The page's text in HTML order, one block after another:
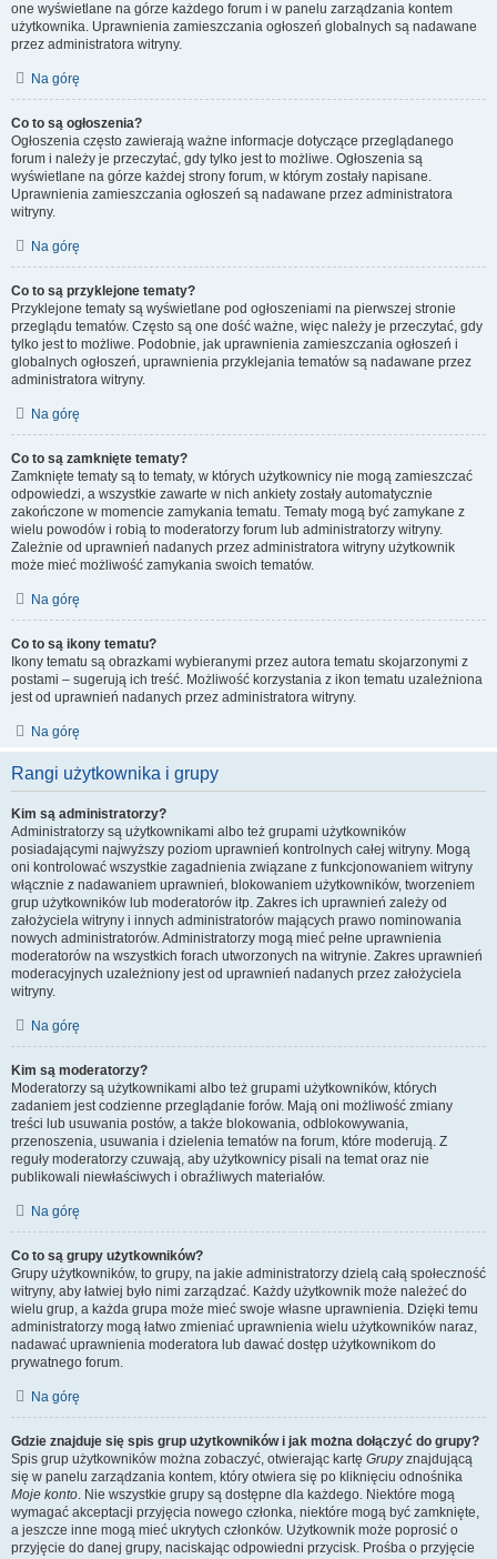
one wyświetlane na górze każdego forum i w panelu zarządzania kontem
użytkownika. Uprawnienia zamieszczania ogłoszeń globalnych są nadawane
przez administratora witryny.
Na górę
Co to są ogłoszenia?
Ogłoszenia często zawierają ważne informacje dotyczące przeglądanego
forum i należy je przeczytać, gdy tylko jest to możliwe. Ogłoszenia są
wyświetlane na górze każdej strony forum, w którym zostały napisane.
Uprawnienia zamieszczania ogłoszeń są nadawane przez administratora
witryny.
Na górę
Co to są przyklejone tematy?
Przyklejone tematy są wyświetlane pod ogłoszeniami na pierwszej stronie
przeglądu tematów. Często są one dość ważne, więc należy je przeczytać, gdy
tylko jest to możliwe. Podobnie, jak uprawnienia zamieszczania ogłoszeń i
globalnych ogłoszeń, uprawnienia przyklejania tematów są nadawane przez
administratora witryny.
Na górę
Co to są zamknięte tematy?
Zamknięte tematy są to tematy, w których użytkownicy nie mogą zamieszczać
odpowiedzi, a wszystkie zawarte w nich ankiety zostały automatycznie
zakończone w momencie zamykania tematu. Tematy mogą być zamykane z
wielu powodów i robią to moderatorzy forum lub administratorzy witryny.
Zależnie od uprawnień nadanych przez administratora witryny użytkownik
może mieć możliwość zamykania swoich tematów.
Na górę
Co to są ikony tematu?
Ikony tematu są obrazkami wybieranymi przez autora tematu skojarzonymi z
postami – sugerują ich treść. Możliwość korzystania z ikon tematu uzależniona
jest od uprawnień nadanych przez administratora witryny.
Na górę
Rangi użytkownika i grupy
Kim są administratorzy?
Administratorzy są użytkownikami albo też grupami użytkowników
posiadającymi najwyższy poziom uprawnień kontrolnych całej witryny. Mogą
oni kontrolować wszystkie zagadnienia związane z funkcjonowaniem witryny
włącznie z nadawaniem uprawnień, blokowaniem użytkowników, tworzeniem
grup użytkowników lub moderatorów itp. Zakres ich uprawnień zależy od
założyciela witryny i innych administratorów mających prawo nominowania
nowych administratorów. Administratorzy mogą mieć pełne uprawnienia
moderatorów na wszystkich forach utworzonych na witrynie. Zakres uprawnień
moderacyjnych uzależniony jest od uprawnień nadanych przez założyciela
witryny.
Na górę
Kim są moderatorzy?
Moderatorzy są użytkownikami albo też grupami użytkowników, których
zadaniem jest codzienne przeglądanie forów. Mają oni możliwość zmiany
treści lub usuwania postów, a także blokowania, odblokowywania,
przenoszenia, usuwania i dzielenia tematów na forum, które moderują. Z
reguły moderatorzy czuwają, aby użytkownicy pisali na temat oraz nie
publikowali niewłaściwych i obraźliwych materiałów.
Na górę
Co to są grupy użytkowników?
Grupy użytkowników, to grupy, na jakie administratorzy dzielą całą społeczność
witryny, aby łatwiej było nimi zarządzać. Każdy użytkownik może należeć do
wielu grup, a każda grupa może mieć swoje własne uprawnienia. Dzięki temu
administratorzy mogą łatwo zmieniać uprawnienia wielu użytkowników naraz,
nadawać uprawnienia moderatora lub dawać dostęp użytkownikom do
prywatnego forum.
Na górę
Gdzie znajduje się spis grup użytkowników i jak można dołączyć do grupy?
Spis grup użytkowników można zobaczyć, otwierając kartę Grupyznajdującą
się w panelu zarządzania kontem, który otwiera się po kliknięciu odnośnika
Moje konto. Nie wszystkie grupy są dostępne dla każdego. Niektóre mogą
wymagać akceptacji przyjęcia nowego członka, niektóre mogą być zamknięte,
a jeszcze inne mogą mieć ukrytych członków. Użytkownik może poprosić o
przyjęcie do danej grupy, naciskając odpowiedni przycisk. Prośba o przyjęcie